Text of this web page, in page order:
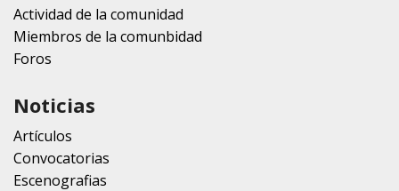
Actividad de la comunidad
Miembros de la comunbidad
Foros
Noticias
Artículos
Convocatorias
Escenografias